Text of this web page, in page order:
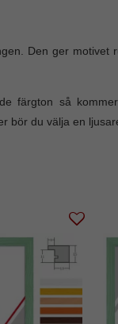
Den ger motivet
färgton så
bör du välja en